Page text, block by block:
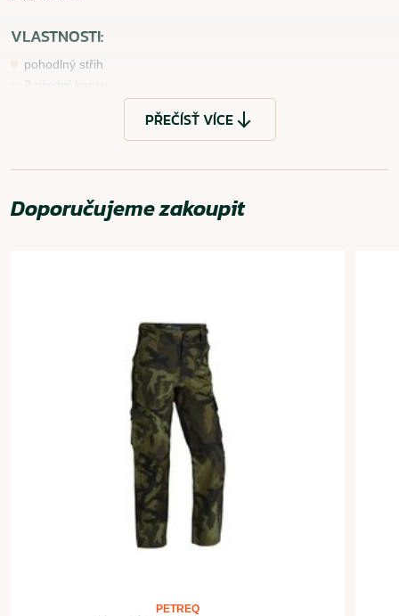
VLASTNOSTI:
pohodlný střih
2 přední kapsy
1 kapsa na zadní straně
POUŽITÍ
Vhodné pro běžné každodenní nošení.
PŘEČÍSŤ VÍCE
Doporučujeme zakoupit
PETREQ